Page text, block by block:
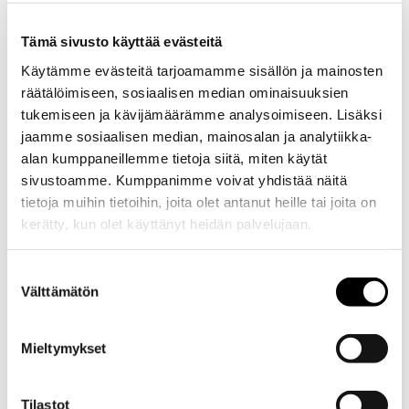
Tämä sivusto käyttää evästeitä
Käytämme evästeitä tarjoamamme sisällön ja mainosten
räätälöimiseen, sosiaalisen median ominaisuuksien
tukemiseen ja kävijämäärämme analysoimiseen. Lisäksi
jaamme sosiaalisen median, mainosalan ja analytiikka-
alan kumppaneillemme tietoja siitä, miten käytät
sivustoamme. Kumppanimme voivat yhdistää näitä
tietoja muihin tietoihin, joita olet antanut heille tai joita on
kerätty, kun olet käyttänyt heidän palvelujaan.
valinta
Välttämätön
Mieltymykset
Tilastot
henkilöitä.
Käsittelemme henkilötietojasi
tietosuojaselosteen
mukaisesti.
VIESTINTÄKONSULTTI, TALOUS- JA
YRITYSVIESTINTÄ
toteuttamaan ja vetämään asiakkaidemme
monipuolisia ja mielenkiintoisia projekteja
talous- ja sijoittajaviestinnässä, yrityskaupoissa
ja listautumisissa, strategia- ja
muutosprojekteissa sekä vastuullisuuden
kehittämisessä.
viestinnälliset ratkaisut sidosryhmien
Suunnittelemaan asiakkaidemme viestinnän